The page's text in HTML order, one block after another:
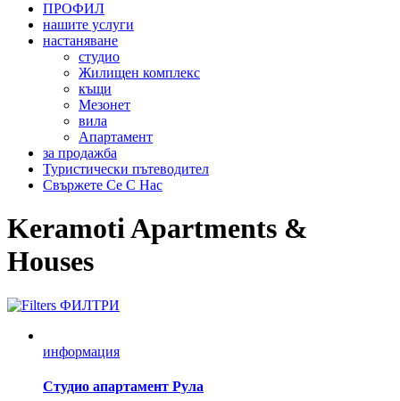
ПРОФИЛ
нашите услуги
настаняване
студио
Жилищен комплекс
къщи
Мезонет
вила
Aпартамент
за продажба
Туристически пътеводител
Свържете Се С Нас
Keramoti Apartments &
Houses
ФИЛТРИ
информация
Студио апартамент Рула